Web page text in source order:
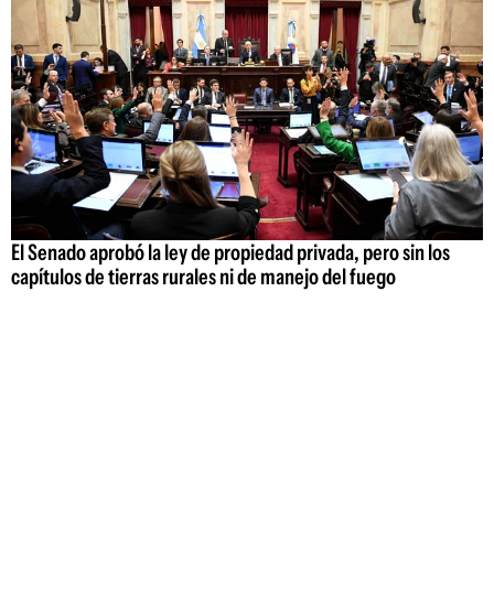
El Senado aprobó la ley de propiedad privada, pero sin los
capítulos de tierras rurales ni de manejo del fuego